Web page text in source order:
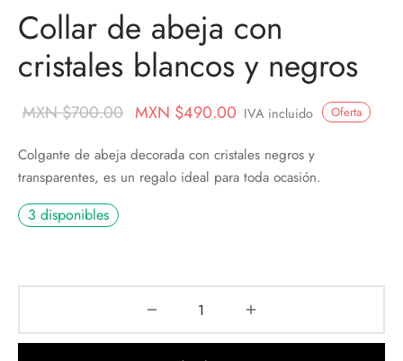
Collar de abeja con
cristales blancos y negros
Oferta
MXN $700.00 Original
was:
MXN
MXN $490.00 Current
MXN
IVA incluido
Colgante de abeja decorada con cristales negros y
transparentes, es un regalo ideal para toda ocasión.
3 disponibles
aromáticos
aromáticas